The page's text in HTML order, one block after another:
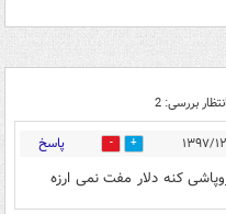
بررسی: 2
14 پاسخ
کنه دلار مفت نمی ارزه